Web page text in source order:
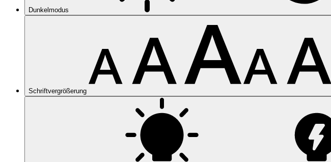
Dunkelmodus
Schriftvergrößerung